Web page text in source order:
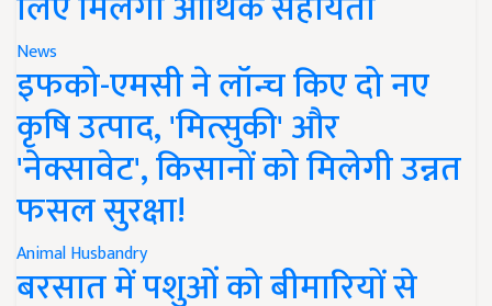
News
इफको-एमसी ने लॉन्च किए दो नए
कृषि उत्पाद, 'मित्सुकी' और
'नेक्सावेट', किसानों को मिलेगी उन्नत
फसल सुरक्षा!
Animal Husbandry
बरसात में पशुओं को बीमारियों से